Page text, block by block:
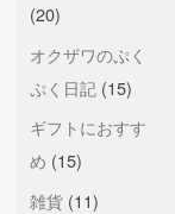
(20)
オクザワのぷく
ぷく日記(15)
ギフトにおすす
め (15)
雑貨(11)